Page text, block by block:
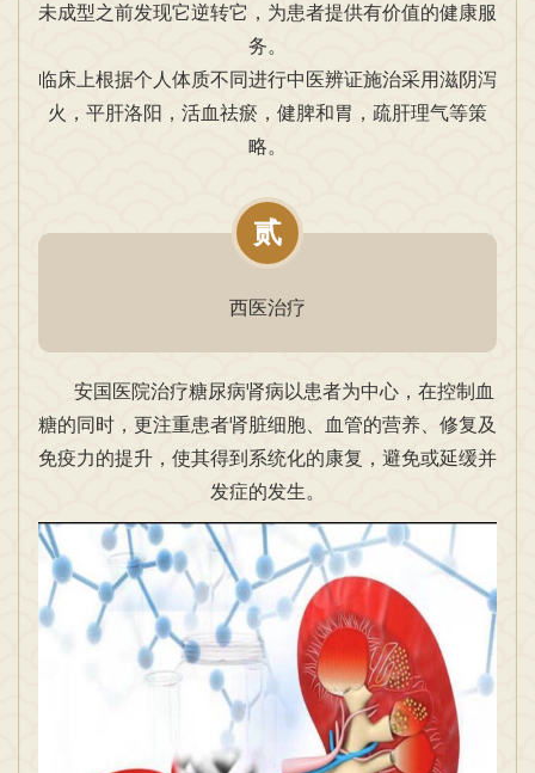
未成型之前发现它逆转它，为患者提供有价值的健康服
务。
临床上根据个人体质不同进行中医辨证施治采用滋阴泻
火，平肝洛阳，活血祛瘀，健脾和胃，疏肝理气等策
略。
贰
西医治疗
安国医院治疗糖尿病肾病以患者为中心，在控制血
糖的同时，更注重患者肾脏细胞、血管的营养、修复及
免疫力的提升，使其得到系统化的康复，避免或延缓并
发症的发生。